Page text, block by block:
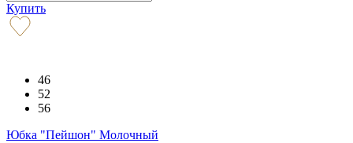
Купить
46
52
56
Юбка "Пейшон" Молочный